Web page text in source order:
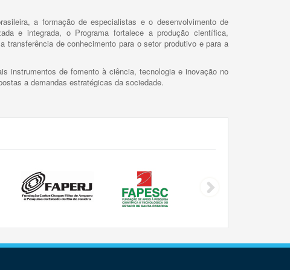
a formação de especialistas e o desenvolvimento de
e integrada, o Programa fortalece a produção científica,
de conhecimento para o setor produtivo e para a
instrumentos de fomento à ciência, tecnologia e inovação no
a demandas estratégicas da sociedade.